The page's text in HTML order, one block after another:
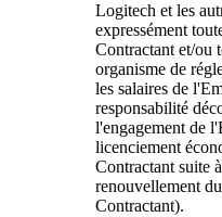
Logitech et les
expressément
Contractant et/ou
organisme de
les salaires de
responsabilité
l'engagement de
licenciement
Contractant suite
renouvellement
Contractant).